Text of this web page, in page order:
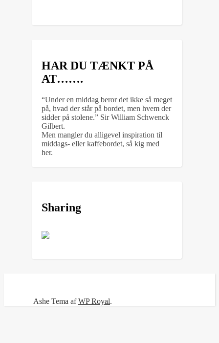
HAR DU TÆNKT PÅ
AT…….
“Under en middag beror det ikke så meget
på, hvad der står på bordet, men hvem der
sidder på stolene.” Sir William Schwenck
Gilbert.
Men mangler du alligevel inspiration til
middags- eller kaffebordet, så kig med
her.
Sharing
Ashe Tema afWP Royal.